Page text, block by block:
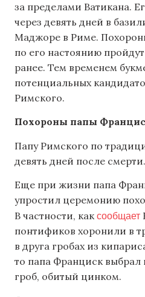
за пределами Ватикана.
через девять дней в
Маджоре в Риме.
по его настоянию
ранее. Тем временем
потенциальных
Римского.
Похороны папы
Папу Римского по
девять дней после смерти.
Еще при жизни папа
упростил церемонию
В частности, каксообщает
понтификов хоронили в
в друга гробах из
то папа Франциск выбрал
гроб, обитый цинком.